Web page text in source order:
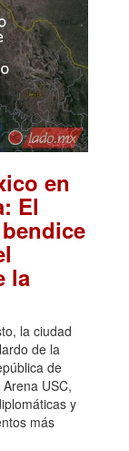
en
El
la
la ciudad
de la
de
USC,
y
más